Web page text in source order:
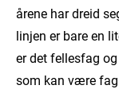
årene har dreid
linjen er bare en
er det fellesfag
som kan være